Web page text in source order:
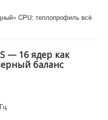
CPU: теплопрофиль всё
— 16 ядер как
баланс